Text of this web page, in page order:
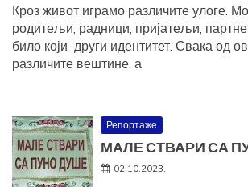
Кроз живот играмо различите улоге.
родитељи, радници, пријатељи,
било који други идентитет. Свака од
различите вештине, а
Репортаже
МАЛЕ СТВАРИ СА
02.10.2023.